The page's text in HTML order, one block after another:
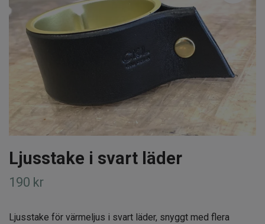
Ljusstake i svart läder
190 kr
Ljusstake för värmeljus i svart läder, snyggt med flera